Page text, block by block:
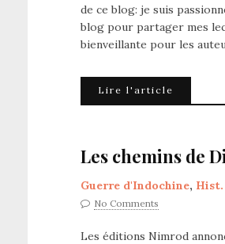
de ce blog: je suis
blog pour partager mes
bienveillante pour les
Lire l'article
Les chemins de
Guerre d'Indochine,
No Comments
Les éditions Nimrod